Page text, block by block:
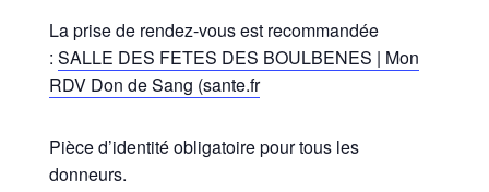
La prise de rendez-vous est recommandée
: SALLE DES FETES DES BOULBENES | Mon
RDV Don de Sang (sante.fr
Pièce d’identité obligatoire pour tous les
donneurs.